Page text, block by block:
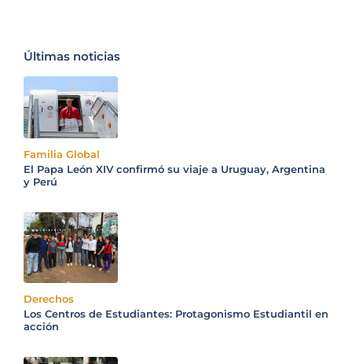
Últimas noticias
Familia Global
El Papa León XIV confirmó su viaje a Uruguay, Argentina
y Perú
Derechos
Los Centros de Estudiantes: Protagonismo Estudiantil en
acción